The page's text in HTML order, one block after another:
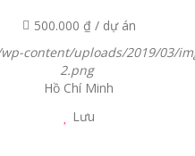
500.000 ₫ / dự án
Hồ Chí Minh
Lưu